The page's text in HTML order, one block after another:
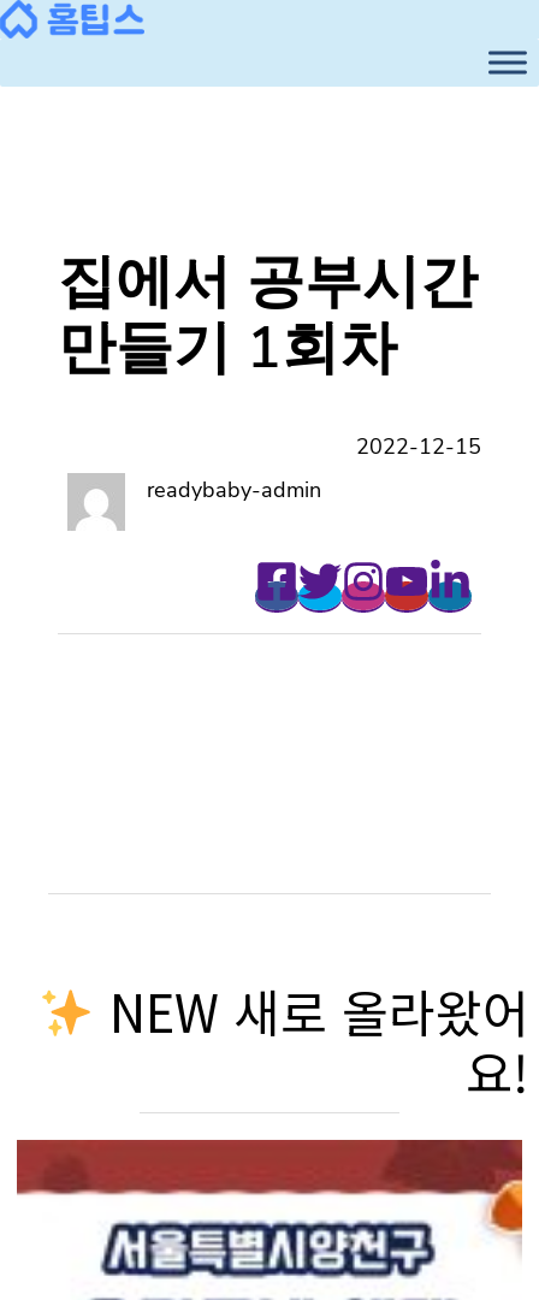
콘
텐
츠
집에서 공부시간
만들기 1회차
2022-12-15
readybaby-admin
NEW 새로 올라왔어
요!